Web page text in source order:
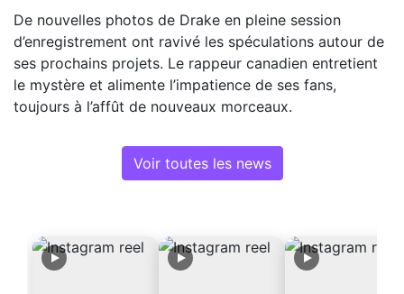
De nouvelles photos de Drake en pleine session
d’enregistrement ont ravivé les spéculations autour de
ses prochains projets. Le rappeur canadien entretient
le mystère et alimente l’impatience de ses fans,
toujours à l’affût de nouveaux morceaux.
Voir toutes les news